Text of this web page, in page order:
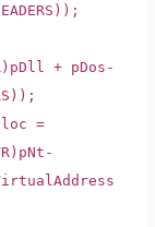
)pDll + pDos-
=
)pNt-